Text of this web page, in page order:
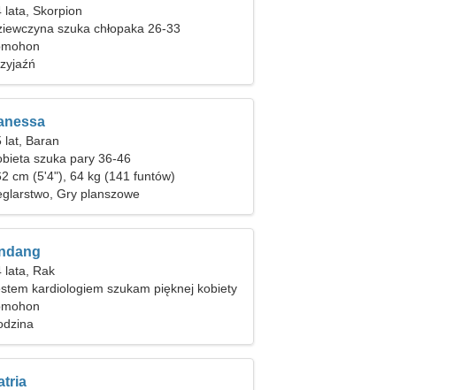
lata, Skorpion
szuka chłopaka 26-33
lat, Baran
szuka pary 36-46
cm (5'4"), 64 kg (141 funtów)
Gry planszowe
lata, Rak
kardiologiem szukam pięknej kobiety